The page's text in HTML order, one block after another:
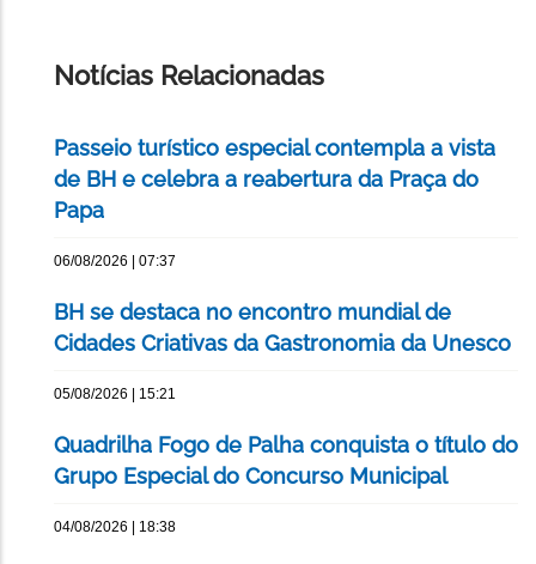
Notícias Relacionadas
Passeio turístico especial contempla a vista
de BH e celebra a reabertura da Praça do
Papa
06/08/2026 | 07:37
BH se destaca no encontro mundial de
Cidades Criativas da Gastronomia da Unesco
05/08/2026 | 15:21
Quadrilha Fogo de Palha conquista o título do
Grupo Especial do Concurso Municipal
04/08/2026 | 18:38